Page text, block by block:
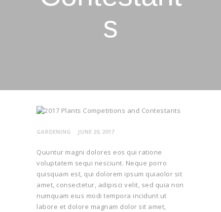
s
GARDENING JUNE 20, 2017
Quuntur magni dolores eos qui ratione
voluptatem sequi nesciunt. Neque porro
quisquam est, qui dolorem ipsum quiaolor sit
amet, consectetur, adipisci velit, sed quia non
numquam eius modi tempora incidunt ut
labore et dolore magnam dolor sit amet,